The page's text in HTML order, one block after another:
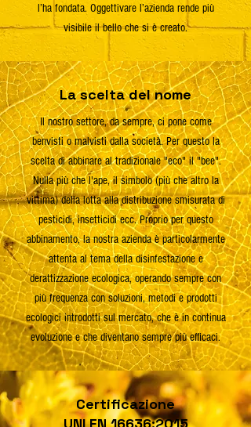
l’ha fondata. Oggettivare l’azienda rende più
visibile il bello che si è creato.
La scelta del nome
Il nostro settore, da sempre, ci pone come
benvisti o malvisti dalla società. Per questo la
scelta di abbinare al tradizionale "eco" il "bee".
Nulla più che l'ape, il simbolo (più che altro la
vittima) della lotta alla distribuzione smisurata di
pesticidi, insetticidi ecc. Proprio per questo
abbinamento, la nostra azienda è particolarmente
attenta al tema della disinfestazione e
derattizzazione ecologica, operando sempre con
più frequenza con soluzioni, metodi e prodotti
ecologici introdotti sul mercato, che è in continua
evoluzione e che diventano sempre più efficaci.
Certificazione
UNI EN 16636:2015